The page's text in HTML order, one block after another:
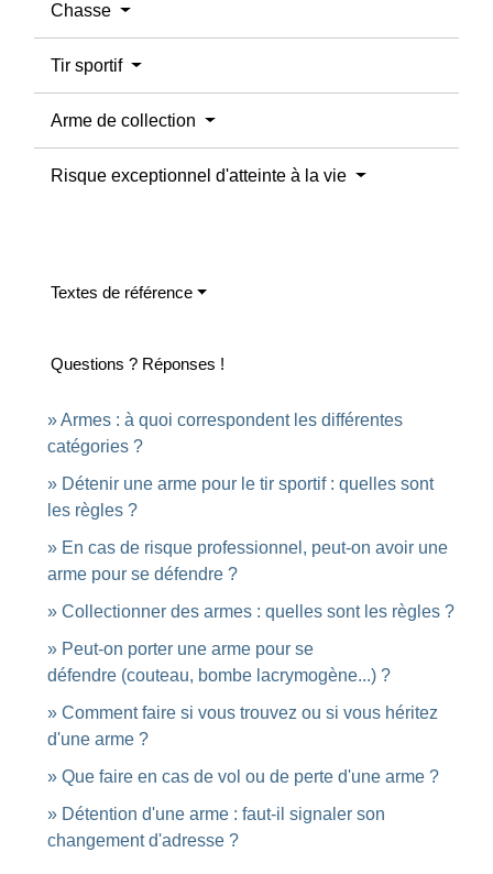
Chasse
Tir sportif
Arme de collection
Risque exceptionnel d'atteinte à la vie
Textes de référence
Questions ? Réponses !
Armes : à quoi correspondent les différentes
catégories ?
Détenir une arme pour le tir sportif : quelles sont
les règles ?
En cas de risque professionnel, peut-on avoir une
arme pour se défendre ?
Collectionner des armes : quelles sont les règles ?
Peut-on porter une arme pour se
défendre (couteau, bombe lacrymogène...) ?
Comment faire si vous trouvez ou si vous héritez
d'une arme ?
Que faire en cas de vol ou de perte d'une arme ?
Détention d'une arme : faut-il signaler son
changement d'adresse ?